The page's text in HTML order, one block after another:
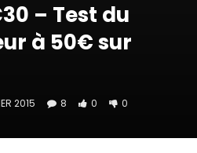
– Test du
à 50€ sur
2015 8 0 0